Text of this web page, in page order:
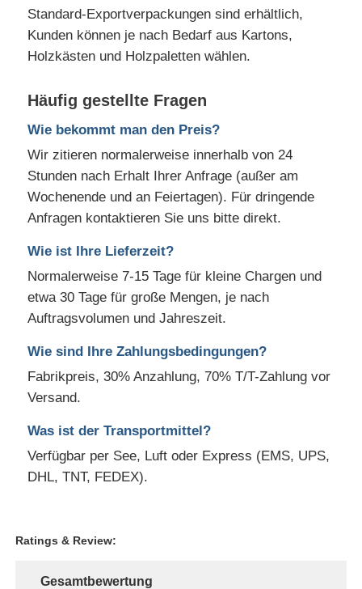
Standard-Exportverpackungen sind erhältlich,
Kunden können je nach Bedarf aus Kartons,
Holzkästen und Holzpaletten wählen.
Häufig gestellte Fragen
Wie bekommt man den Preis?
Wir zitieren normalerweise innerhalb von 24
Stunden nach Erhalt Ihrer Anfrage (außer am
Wochenende und an Feiertagen). Für dringende
Anfragen kontaktieren Sie uns bitte direkt.
Wie ist Ihre Lieferzeit?
Normalerweise 7-15 Tage für kleine Chargen und
etwa 30 Tage für große Mengen, je nach
Auftragsvolumen und Jahreszeit.
Wie sind Ihre Zahlungsbedingungen?
Fabrikpreis, 30% Anzahlung, 70% T/T-Zahlung vor
Versand.
Was ist der Transportmittel?
Verfügbar per See, Luft oder Express (EMS, UPS,
DHL, TNT, FEDEX).
Ratings & Review:
Gesamtbewertung